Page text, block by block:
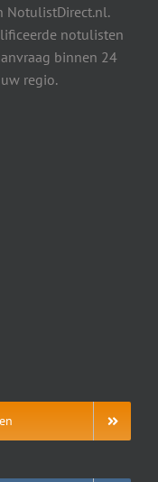
NotulistDirect.nl.
notulisten
binnen 24
regio.